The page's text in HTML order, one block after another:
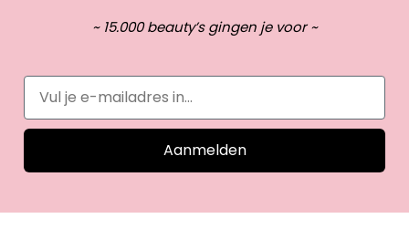
~ 15.000 beauty’s gingen je voor ~
Aanmelden